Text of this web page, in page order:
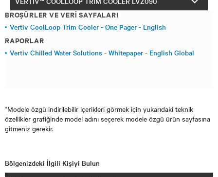
BROŞÜRLER VE VERI SAYFALARI
Vertiv CoolLoop Trim Cooler - One Pager - English
RAPORLAR
Vertiv Chilled Water Solutions - Whitepaper - English Global
*Modele özgü indirilebilir içerikleri görmek için yukarıdaki teknik
özellikler grafiğinde model adını seçerek modele özgü ürün sayfasına
gitmeniz gerekir.
Bölgenizdeki İlgili Kişiyi Bulun